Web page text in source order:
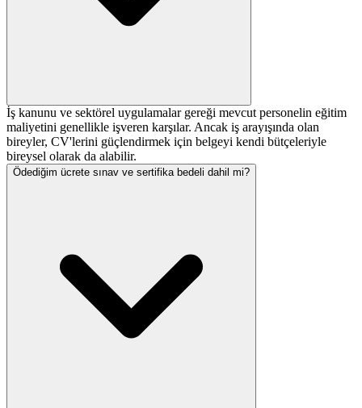
İş kanunu ve sektörel uygulamalar gereği mevcut personelin eğitim
maliyetini genellikle işveren karşılar. Ancak iş arayışında olan
bireyler, CV'lerini güçlendirmek için belgeyi kendi bütçeleriyle
bireysel olarak da alabilir.
Ödediğim ücrete sınav ve sertifika bedeli dahil mi?